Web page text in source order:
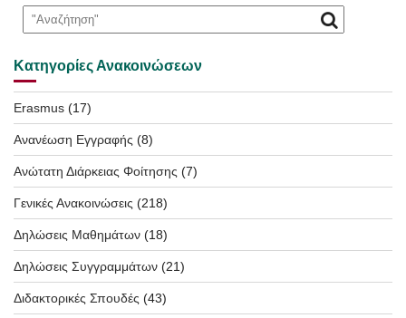
Κατηγορίες Ανακοινώσεων
Erasmus (17)
Ανανέωση Εγγραφής (8)
Ανώτατη Διάρκειας Φοίτησης (7)
Γενικές Ανακοινώσεις (218)
Δηλώσεις Μαθημάτων (18)
Δηλώσεις Συγγραμμάτων (21)
Διδακτορικές Σπουδές (43)